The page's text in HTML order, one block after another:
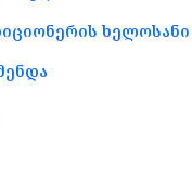
ხელოსანი